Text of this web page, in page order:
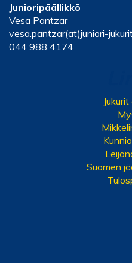
Junioripäällikkö
Vesa Pantzar
vesa.pantzar(at)juniori-
044 988 4174
Suomen